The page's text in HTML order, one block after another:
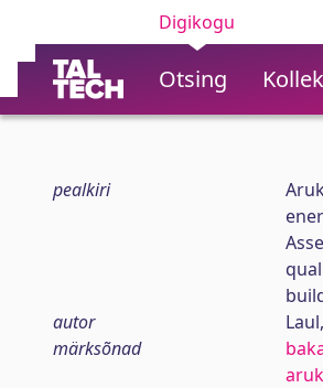
Digikogu
Otsing
pealkiri
autor
märksõnad